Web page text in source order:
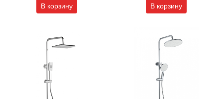
В корзину В корзину